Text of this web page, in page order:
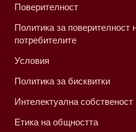
Поверителност
Политика за поверителност
потребителите
Условия
Политика за бисквитки
Интелектуална собственост
Етика на общността